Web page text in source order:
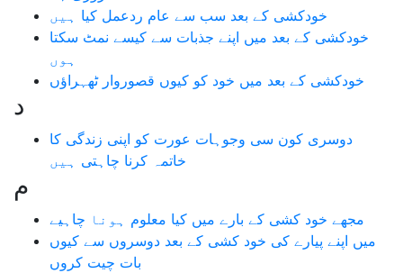
خودکشی کے بعد سب سے عام ردعمل کیا ہیں
خودکشی کے بعد میں اپنے جذبات سے کیسے نمٹ سکتا
ہوں
خودکشی کے بعد میں خود کو کیوں قصوروار ٹھہراؤں
د
دوسری کون سی وجوہات عورت کو اپنی زندگی کا
خاتمہ کرنا چاہتی ہیں
م
مجھے خود کشی کے بارے میں کیا معلوم ہونا چاہیے
میں اپنے پیارے کی خود کشی کے بعد دوسروں سے کیوں
بات چیت کروں